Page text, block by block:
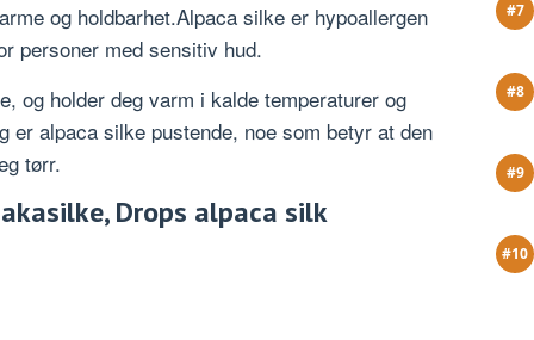
og holdbarhet.Alpaca silke er hypoallergen
personer med sensitiv hud.
og holder deg varm i kalde temperaturer og
er alpaca silke pustende, noe som betyr at den
tørr.
Drops alpaca silk